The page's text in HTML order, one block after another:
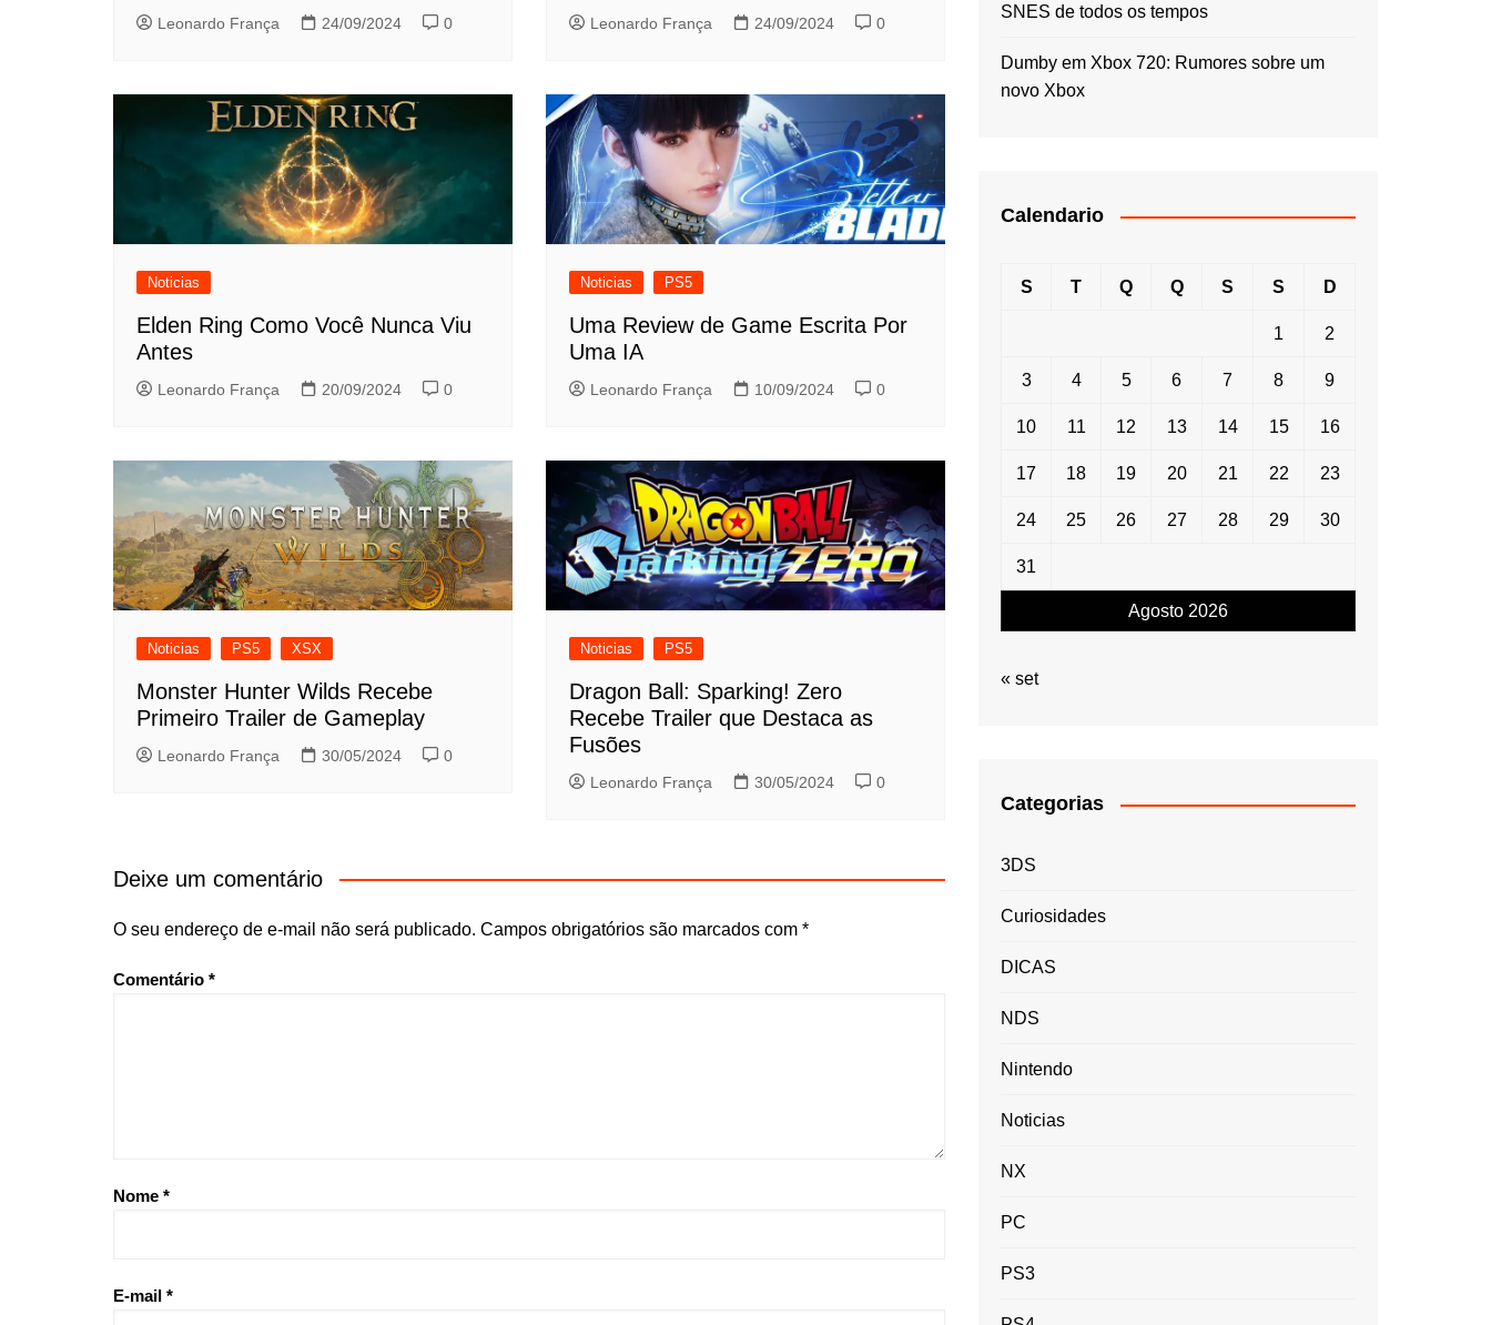
Leonardo França 24/09/2024 0 Leonardo França 24/09/2024 0
Noticias
Elden Ring Como Você Nunca Viu
Antes
Leonardo França 20/09/2024 0
Noticias PS5
Uma Review de Game Escrita Por
Uma IA
Leonardo França 10/09/2024 0
Noticias PS5 XSX
Monster Hunter Wilds Recebe
Primeiro Trailer de Gameplay
Leonardo França 30/05/2024 0
Noticias PS5
Dragon Ball: Sparking! Zero
Recebe Trailer que Destaca as
Fusões
Leonardo França 30/05/2024 0
Deixe um comentário
O seu endereço de e-mail não será publicado. Campos obrigatórios são marcados com *
Comentário *
Nome *
E-mail *
SNES de todos os tempos
Dumby em Xbox 720: Rumores sobre um
novo Xbox
Calendario
Agosto 2026
S T Q Q S S D
1 2
3 4 5 6 7 8 9
10 11 12 13 14 15 16
17 18 19 20 21 22 23
24 25 26 27 28 29 30
31
« set
Categorias
3DS
Curiosidades
DICAS
NDS
Nintendo
Noticias
NX
PC
PS3